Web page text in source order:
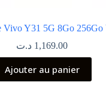
Vivo Y31 5G 8Go 256Go
1,169.00 د.ت
Ajouter au panier